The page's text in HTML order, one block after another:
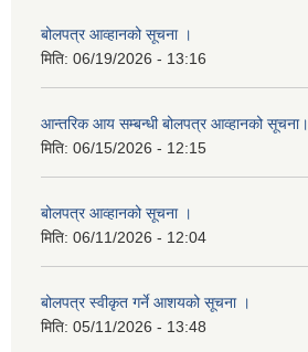
बोलपत्र आव्हानको सूचना ।
मिति: 06/19/2026 - 13:16
आन्तरिक आय सम्बन्धी बोलपत्र आव्हानको सूचना।
मिति: 06/15/2026 - 12:15
बोलपत्र आव्हानको सूचना ।
मिति: 06/11/2026 - 12:04
बोलपत्र स्वीकृत गर्ने आशयको सूचना ।
मिति: 05/11/2026 - 13:48